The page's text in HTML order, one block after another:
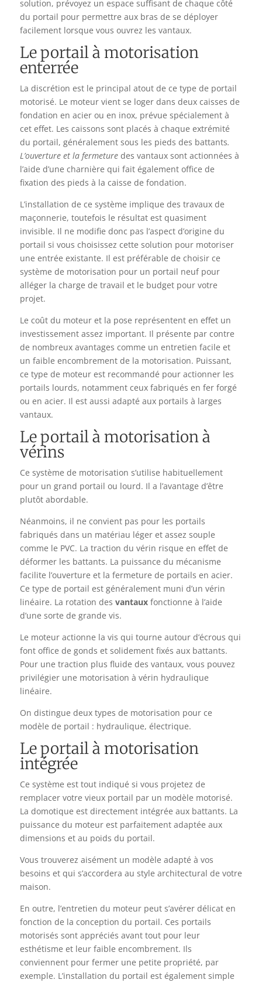
solution, prévoyez un espace suffisant de chaque côté
du portail pour permettre aux bras de se déployer
facilement lorsque vous ouvrez les vantaux.
Le portail à motorisation
enterrée
La discrétion est le principal atout de ce type de portail
motorisé. Le moteur vient se loger dans deux caisses de
fondation en acier ou en inox, prévue spécialement à
cet effet. Les caissons sont placés à chaque extrémité
du portail, généralement sous les pieds des battants.
L’ouverture et la fermeturedes vantaux sont actionnées à
l’aide d’une charnière qui fait également office de
fixation des pieds à la caisse de fondation.
L’installation de ce système implique des travaux de
maçonnerie, toutefois le résultat est quasiment
invisible. Il ne modifie donc pas l’aspect d’origine du
portail si vous choisissez cette solution pour motoriser
une entrée existante. Il est préférable de choisir ce
système de motorisation pour un portail neuf pour
alléger la charge de travail et le budget pour votre
projet.
Le coût du moteur et la pose représentent en effet un
investissement assez important. Il présente par contre
de nombreux avantages comme un entretien facile et
un faible encombrement de la motorisation. Puissant,
ce type de moteur est recommandé pour actionner les
portails lourds, notamment ceux fabriqués en fer forgé
ou en acier. Il est aussi adapté aux portails à larges
vantaux.
Le portail à motorisation à
vérins
Ce système de motorisation s’utilise habituellement
pour un grand portail ou lourd. Il a l’avantage d’être
plutôt abordable.
Néanmoins, il ne convient pas pour les portails
fabriqués dans un matériau léger et assez souple
comme le PVC. La traction du vérin risque en effet de
déformer les battants. La puissance du mécanisme
facilite l’ouverture et la fermeture de portails en acier.
Ce type de portail est généralement muni d’un vérin
linéaire. La rotation des vantauxfonctionne à l’aide
d’une sorte de grande vis.
Le moteur actionne la vis qui tourne autour d’écrous qui
font office de gonds et solidement fixés aux battants.
Pour une traction plus fluide des vantaux, vous pouvez
privilégier une motorisation à vérin hydraulique
linéaire.
On distingue deux types de motorisation pour ce
modèle de portail : hydraulique, électrique.
Le portail à motorisation
intégrée
Ce système est tout indiqué si vous projetez de
remplacer votre vieux portail par un modèle motorisé.
La domotique est directement intégrée aux battants. La
puissance du moteur est parfaitement adaptée aux
dimensions et au poids du portail.
Vous trouverez aisément un modèle adapté à vos
besoins et qui s’accordera au style architectural de votre
maison.
En outre, l’entretien du moteur peut s’avérer délicat en
fonction de la conception du portail. Ces portails
motorisés sont appréciés avant tout pour leur
esthétisme et leur faible encombrement. Ils
conviennent pour fermer une petite propriété, par
exemple. L’installation du portail est également simple